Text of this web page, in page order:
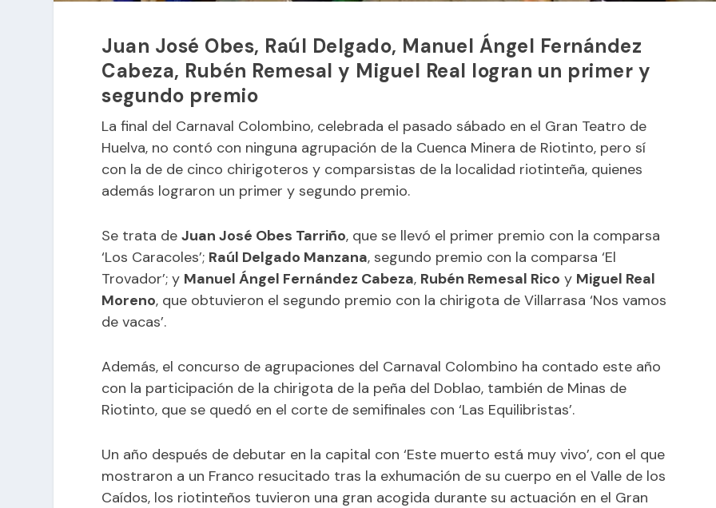
Juan José Obes, Raúl Delgado, Manuel Ángel Fernández
Cabeza, Rubén Remesal y Miguel Real logran un primer y
segundo premio
La final del Carnaval Colombino, celebrada el pasado sábado en el Gran Teatro de
Huelva, no contó con ninguna agrupación de la Cuenca Minera de Riotinto, pero sí
con la de de cinco chirigoteros y comparsistas de la localidad riotinteña, quienes
además lograron un primer y segundo premio.
Se trata deJuan José Obes Tarriño, que se llevó el primer premio con la comparsa
‘Los Caracoles’; Raúl Delgado Manzana, segundo premio con la comparsa ‘El
Trovador’; y Manuel Ángel Fernández Cabeza, Rubén Remesal Rico y Miguel Real
Moreno, que obtuvieron el segundo premio con la chirigota de Villarrasa ‘Nos vamos
de vacas’.
Además, el concurso de agrupaciones del Carnaval Colombino ha contado este año
con la participación de la chirigota de la peña del Doblao, también de Minas de
Riotinto, que se quedó en el corte de semifinales con ‘Las Equilibristas’.
Un año después de debutar en la capital con ‘Este muerto está muy vivo’, con el que
mostraron a un Franco resucitado tras la exhumación de su cuerpo en el Valle de los
Caídos, los riotinteños tuvieron una gran acogida durante su actuación en el Gran